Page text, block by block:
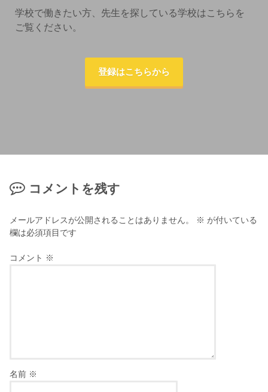
学校で働きたい方、先生を探している学校はこちらを
ご覧ください。
登録はこちらから
コメントを残す
メールアドレスが公開されることはありません。 ※ が付いている
欄は必須項目です
コメント ※
名前 ※